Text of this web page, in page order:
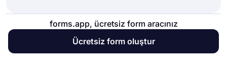
forms.app, ücretsiz form aracınız
Ücretsiz form oluştur